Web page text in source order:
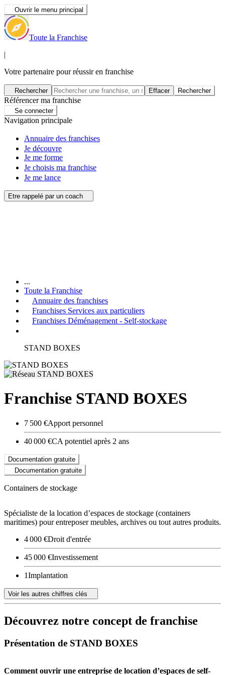
Ouvrir le menu principal
Toute la Franchise
|
Votre partenaire pour réussir en franchise
Rechercher Effacer Rechercher
Référencer ma franchise
Se connecter
Navigation principale
Annuaire des franchises
Je découvre
Je me forme
Je choisis ma franchise
Je me lance
Etre rappelé par un coach
...
Toute la Franchise
Annuaire des franchises
Franchises Services aux particuliers
Franchises Déménagement - Self-stockage
STAND BOXES
Franchise STAND BOXES
7 500 €Apport personnel
40 000 €CA potentiel après 2 ans
Documentation gratuite
Documentation gratuite
Containers de stockage
Spécialiste de la location d’espaces de stockage (containers
maritimes) pour entreposer meubles, archives ou tout autres produits.
4 000 €Droit d'entrée
45 000 €Investissement
1Implantation
Voir les autres chiffres clés
Découvrez notre concept de franchise
Présentation de STAND BOXES
Comment ouvrir une entreprise de location d’espaces de self-